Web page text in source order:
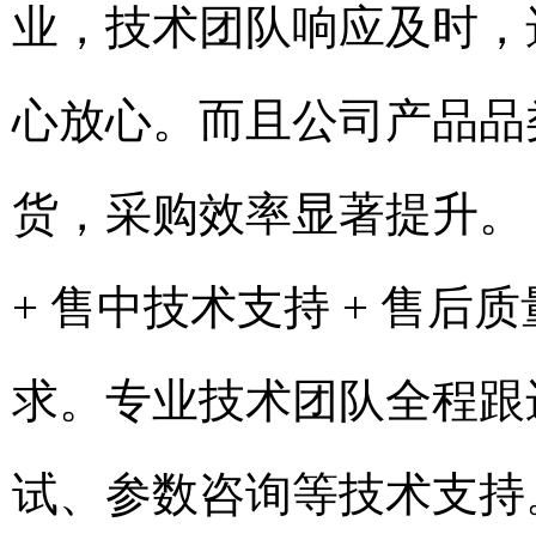
业，技术团队响应及时
心放心。而且公司产品
货，采购效率显著提升
+ 售中技术支持 + 售后
求。专业技术团队全程
试、参数咨询等技术支